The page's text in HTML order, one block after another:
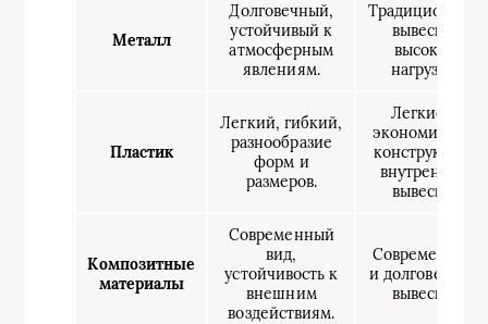
Металл
Долговечный,
устойчивый к
атмосферным
явлениям.
Традиционные
вывески,
высокая
нагрузка.
Пластик
Легкий, гибкий,
разнообразие
форм и
размеров.
Легкие и
экономичные
конструкции,
внутренние
вывески.
Композитные
материалы
Современный
вид,
устойчивость к
внешним
воздействиям.
Современные
и долговечные
вывески.